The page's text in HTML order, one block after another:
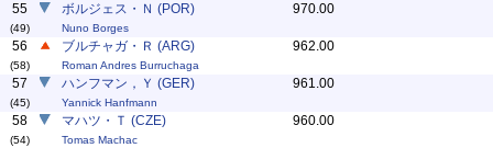
55
(49)
ボルジェス・Ｎ (POR)
Nuno Borges
970.00
56
(58)
ブルチャガ・Ｒ (ARG)
Roman Andres Burruchaga
962.00
57
(45)
ハンフマン，Ｙ (GER)
Yannick Hanfmann
961.00
58
(54)
マハツ・Ｔ (CZE)
Tomas Machac
960.00